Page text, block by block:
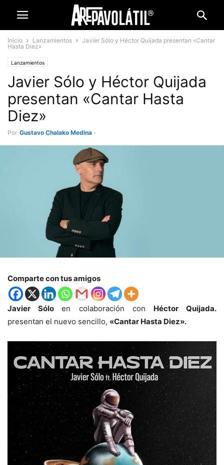
Inicio Lanzamientos
Javier Sólo y Héctor Quijada presentan «Cantar
Hasta Diez»
Lanzamientos
Javier Sólo y Héctor Quijada
presentan «Cantar Hasta
Diez»
Por Gustavo Chalako Medina -
Comparte con tus amigos
Javier Sóloen colaboración con Héctor Quijada.
presentan el nuevo sencillo, «Cantar Hasta Diez».